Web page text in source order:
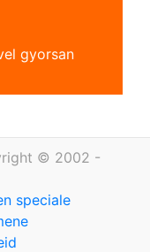
gyorsan
© 2002 -
speciale